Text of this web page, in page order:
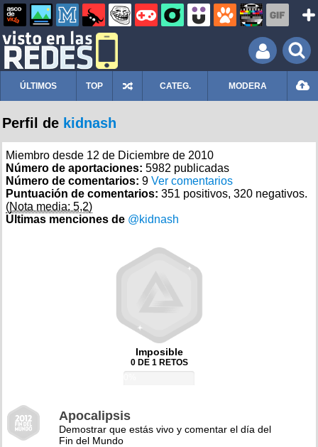
ÚLTIMOS TOP CATEG. MODERA
Perfil de kidnash
Miembro desde 12 de Diciembre de 2010
Número de aportaciones: 5982 publicadas
Número de comentarios: 9 Ver comentarios
Puntuación de comentarios: 351 positivos, 320 negativos.
(Nota media: 5,2)
Últimas menciones de @kidnash
Imposible
0 DE 1 RETOS
Apocalipsis
Demostrar que estás vivo y comentar el día del
Fin del Mundo